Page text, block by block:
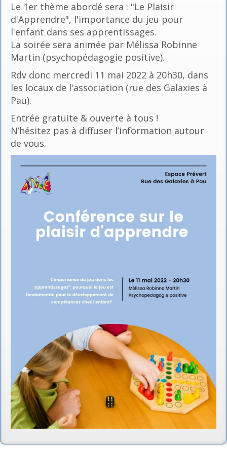
Le 1er thème abordé sera : "Le Plaisir
d'Apprendre", l'importance du jeu pour
l'enfant dans ses apprentissages.
La soirée sera animée par Mélissa Robinne
Martin (psychopédagogie positive).
Rdv donc mercredi 11 mai 2022 à 20h30, dans
les locaux de l'association (rue des Galaxies à
Pau).
Entrée gratuite & ouverte à tous !
N’hésitez pas à diffuser l’information autour
de vous.